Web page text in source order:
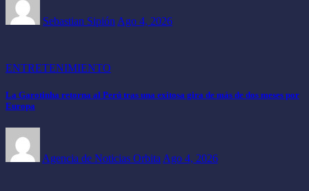
Sebastian Sipión Ago 4, 2026
ENTRETENIMIENTO
La Garotinha retorna al Perú tras una exitosa gira de más de dos meses por
Europa
Agencia de Noticias Orbita Ago 4, 2026